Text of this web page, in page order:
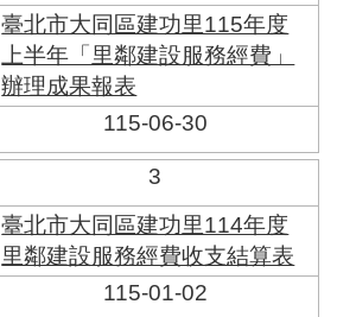
臺北市大同區建功里115年度
上半年「里鄰建設服務經費」
辦理成果報表
115-06-30
3
臺北市大同區建功里114年度
里鄰建設服務經費收支結算表
115-01-02